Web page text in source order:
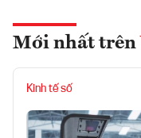
Mới nhất trên
Kinh tế số